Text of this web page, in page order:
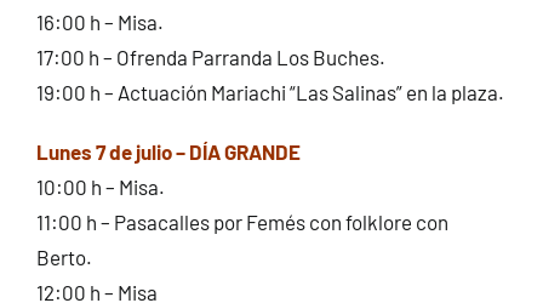
16:00 h – Misa.
17:00 h – Ofrenda Parranda Los Buches.
19:00 h – Actuación Mariachi “Las Salinas” en la plaza.
Lunes 7 de julio – DÍA GRANDE
10:00 h – Misa.
11:00 h – Pasacalles por Femés con folklore con
Berto.
12:00 h – Misa